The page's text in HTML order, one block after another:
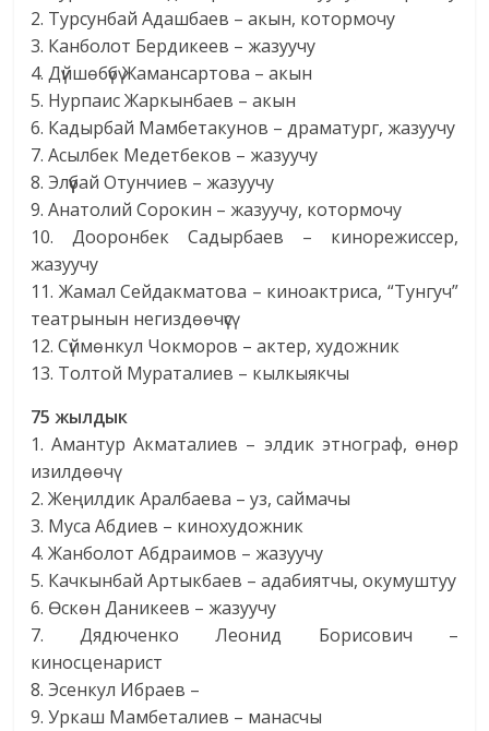
2. Турсунбай Адашбаев – акын, котормочу
3. Канболот Бердикеев – жазуучу
4. Дүйшөбүбү Жамансартова – акын
5. Нурпаис Жаркынбаев – акын
6. Кадырбай Мамбетакунов – драматург, жазуучу
7. Асылбек Медетбеков – жазуучу
8. Элүүбай Отунчиев – жазуучу
9. Анатолий Сорокин – жазуучу, котормочу
10. Дооронбек Садырбаев – кинорежиссер,
жазуучу
11. Жамал Сейдакматова – киноактриса, “Тунгуч”
театрынын негиздөөчүсү
12. Сүймөнкул Чокморов – актер, художник
13. Толтой Мураталиев – кылкыякчы
75 жылдык
1. Амантур Акматалиев – элдик этнограф, өнөр
изилдөөчү
2. Жеңилдик Аралбаева – уз, саймачы
3. Муса Абдиев – кинохудожник
4. Жанболот Абдраимов – жазуучу
5. Качкынбай Артыкбаев – адабиятчы, окумуштуу
6. Өскөн Даникеев – жазуучу
7. Дядюченко Леонид Борисович –
киносценарист
8. Эсенкул Ибраев –
9. Уркаш Мамбеталиев – манасчы